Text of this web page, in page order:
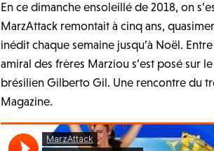
En ce dimanche ensoleillé de 2018, on
MarzAttack remontait à cinq ans,
inédit chaque semaine jusqu’à Noël.
amiral des frères Marziou s’est posé sur
brésilien Gilberto Gil. Une rencontre du
Magazine.